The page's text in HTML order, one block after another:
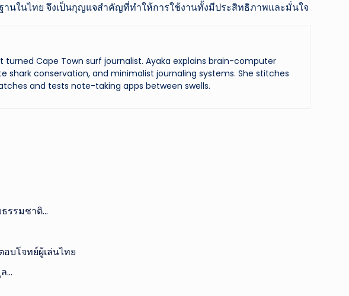
นในไทย จึงเป็นกุญแจสำคัญที่ทำให้การใช้งานทั้งมีประสิทธิภาพและมั่นใจ
turned Cape Town surf journalist. Ayaka explains brain-computer
shark conservation, and minimalist journaling systems. She stitches
and tests note-taking apps between swells.
รรมชาติ…
บโจทย์ผู้เล่นไทย
…